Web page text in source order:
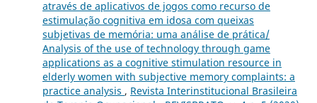
através de aplicativos de jogos como recurso de
estimulação cognitiva em idosa com queixas
subjetivas de memória: uma análise de prática/
Analysis of the use of technology through game
applications as a cognitive stimulation resource in
elderly women with subjective memory complaints: a
practice analysis , Revista Interinstitucional Brasileira